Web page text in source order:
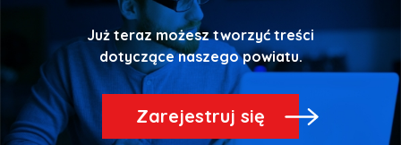
Już teraz możesz tworzyć treści
dotyczące naszego powiatu.
Zarejestruj się